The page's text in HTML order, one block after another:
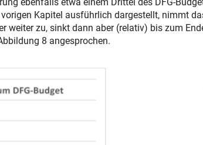
Kapitel ausführlich dargestellt, nimmt
weiter zu, sinkt dann aber (relativ) bis zum
8 angesprochen.